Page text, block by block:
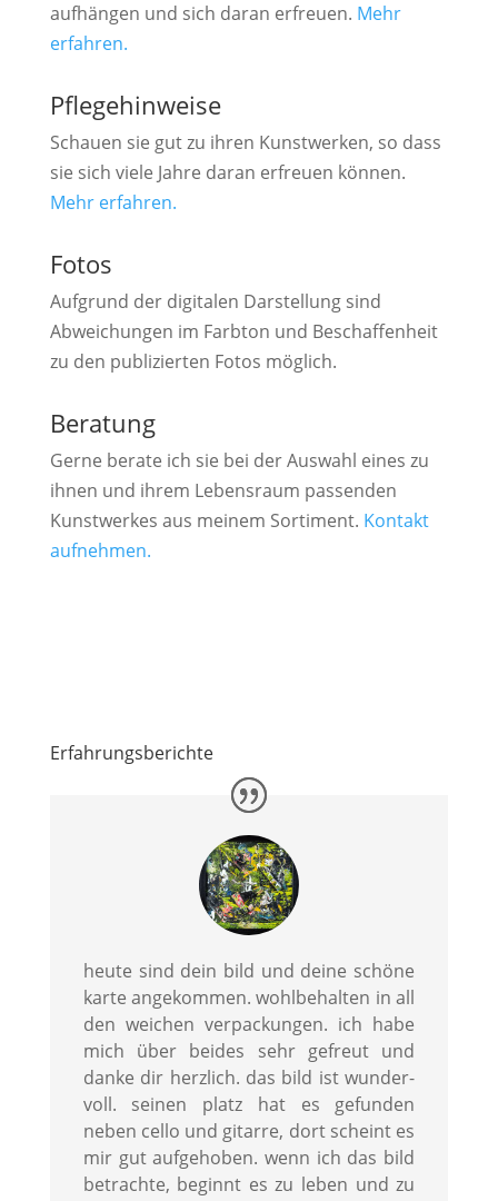
aufhängen und sich daran erfreuen. Mehr
erfahren.
Pflegehinweise
Schauen sie gut zu ihren Kunstwerken, so dass
sie sich viele Jahre daran erfreuen können.
Mehr erfahren.
Fotos
Aufgrund der digitalen Darstellung sind
Abweichungen im Farbton und Beschaffenheit
zu den publizierten Fotos möglich.
Beratung
Gerne berate ich sie bei der Auswahl eines zu
ihnen und ihrem Lebensraum passenden
Kunstwerkes aus meinem Sortiment. Kontakt
aufnehmen.
Erfahrungsberichte
heute sind dein bild und deine schöne
karte angekommen. wohlbehalten in all
den weichen verpackungen. ich habe
mich über beides sehr gefreut und
danke dir herzlich. das bild ist wunder-
voll. seinen platz hat es gefunden
neben cello und gitarre, dort scheint es
mir gut aufgehoben. wenn ich das bild
betrachte, beginnt es zu leben und zu